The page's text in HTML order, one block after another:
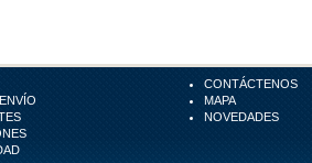
CONTÁCTENOS
MAPA
NOVEDADES